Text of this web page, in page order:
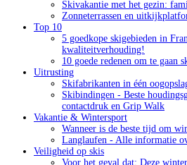
Skivakantie met het gezin:
Zonneterrassen en
Top 10
5 goedkope skigebieden in
kwaliteitverhouding!
10 goede redenen om te gaan
Uitrusting
Skifabrikanten in één
Skibindingen - Beste
contactdruk en Grip Walk
Vakantie & Wintersport
Wanneer is de beste tijd om
Langlaufen - Alle informatie
Veiligheid op skis
Voor het geval dat: Deze